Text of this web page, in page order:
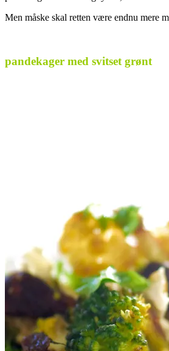
Men måske skal retten være endnu mere
pandekager med svitset grønt